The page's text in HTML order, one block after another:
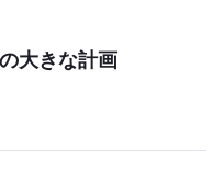
大きな計画